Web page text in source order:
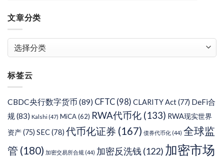
文章分类
章
类
标签云
CBDC央行数字货币 (89) CFTC (98) CLARITY Act(77) DeFi合
规(83) Kalshi (47) MiCA(62) RWA代币化 (133) RWA现实世界
资产(75) SEC(78) 代币化证券 (167) 债券代币化 (44) 全球监
管 (180) 加密交易所合规 (44) 加密反洗钱 (122) 加密市场